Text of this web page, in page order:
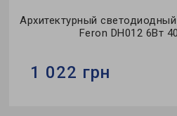
Архитектурный
Feron DH012 6Вт
1 022 грн